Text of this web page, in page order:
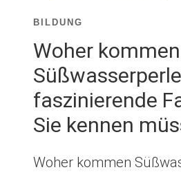
BILDUNG
Woher kommen
faszinierende
Sie kennen
Woher kommen